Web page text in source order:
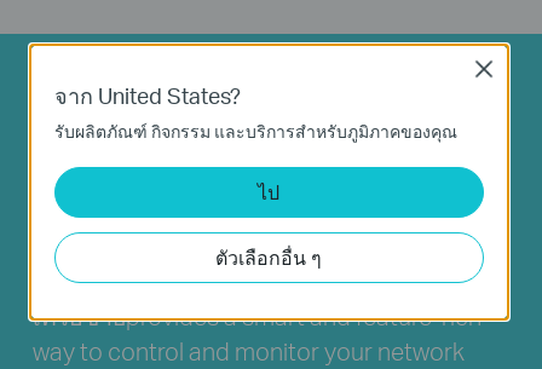
Smart Management and
PersonalizedNetwork with
Tether
แอปพลิเคชัน Tether ที่ชาญฉลาด เต็มไปด้วย
ฟังก์ชันการใช้งานมากมายในการตรวจสอบ
เครือข่ายprovides a smart and feature-rich
way to control and monitor your network
จาก United States?
รับผลิตภัณฑ์ กิจกรรม และบริการสำหรับภูมิภาคของคุณ
ไป
ตัวเลือกอื่น ๆ
Close